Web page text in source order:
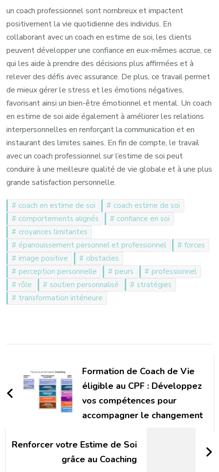
un coach professionnel sont nombreux et impactent
positivement la vie quotidienne des individus. En
collaborant avec un coach en estime de soi, les clients
peuvent développer une confiance en eux-mêmes accrue, ce
qui les aide à prendre des décisions plus affirmées et à
relever des défis avec assurance. De plus, ce travail permet
de mieux gérer le stress et les émotions négatives,
favorisant ainsi un bien-être émotionnel et mental. Un coach
en estime de soi aide également à améliorer les relations
interpersonnelles en renforçant la communication et en
instaurant des limites saines. En fin de compte, le travail
avec un coach professionnel sur l’estime de soi peut
conduire à une meilleure qualité de vie globale et à une plus
grande satisfaction personnelle.
coach en estime de soi
coach estime de soi
comportements alignés
confiance en soi
croyances limitantes
épanouissement personnel et professionnel
forces
image positive
obstacles
perception personnelle
peurs
professionnel
rôle
soutien personnalisé
stratégies
transformation intérieure
d'article
Formation de Coach de Vie
éligible au CPF : Développez
vos compétences pour
accompagner le changement
Renforcer votre Estime de Soi
grâce au Coaching